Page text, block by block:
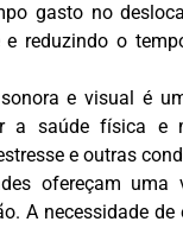
gasto no
reduzindo o
e visual é
a saúde física e
e outras
ofereçam uma
A necessidade